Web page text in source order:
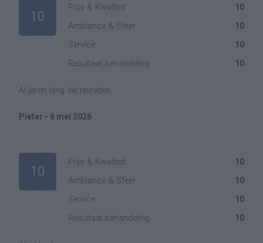
10
Prijs & Kwaliteit
10
Ambiance & Sfeer
10
Service
10
Resultaat behandeling
10
Al jaren lang dik tevreden
Pieter - 6 mei 2026
10
Prijs & Kwaliteit
10
Ambiance & Sfeer
10
Service
10
Resultaat behandeling
10